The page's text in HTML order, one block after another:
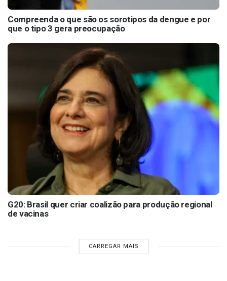
Compreenda o que são os sorotipos da dengue e por
que o tipo 3 gera preocupação
G20: Brasil quer criar coalizão para produção regional
de vacinas
CARREGAR MAIS